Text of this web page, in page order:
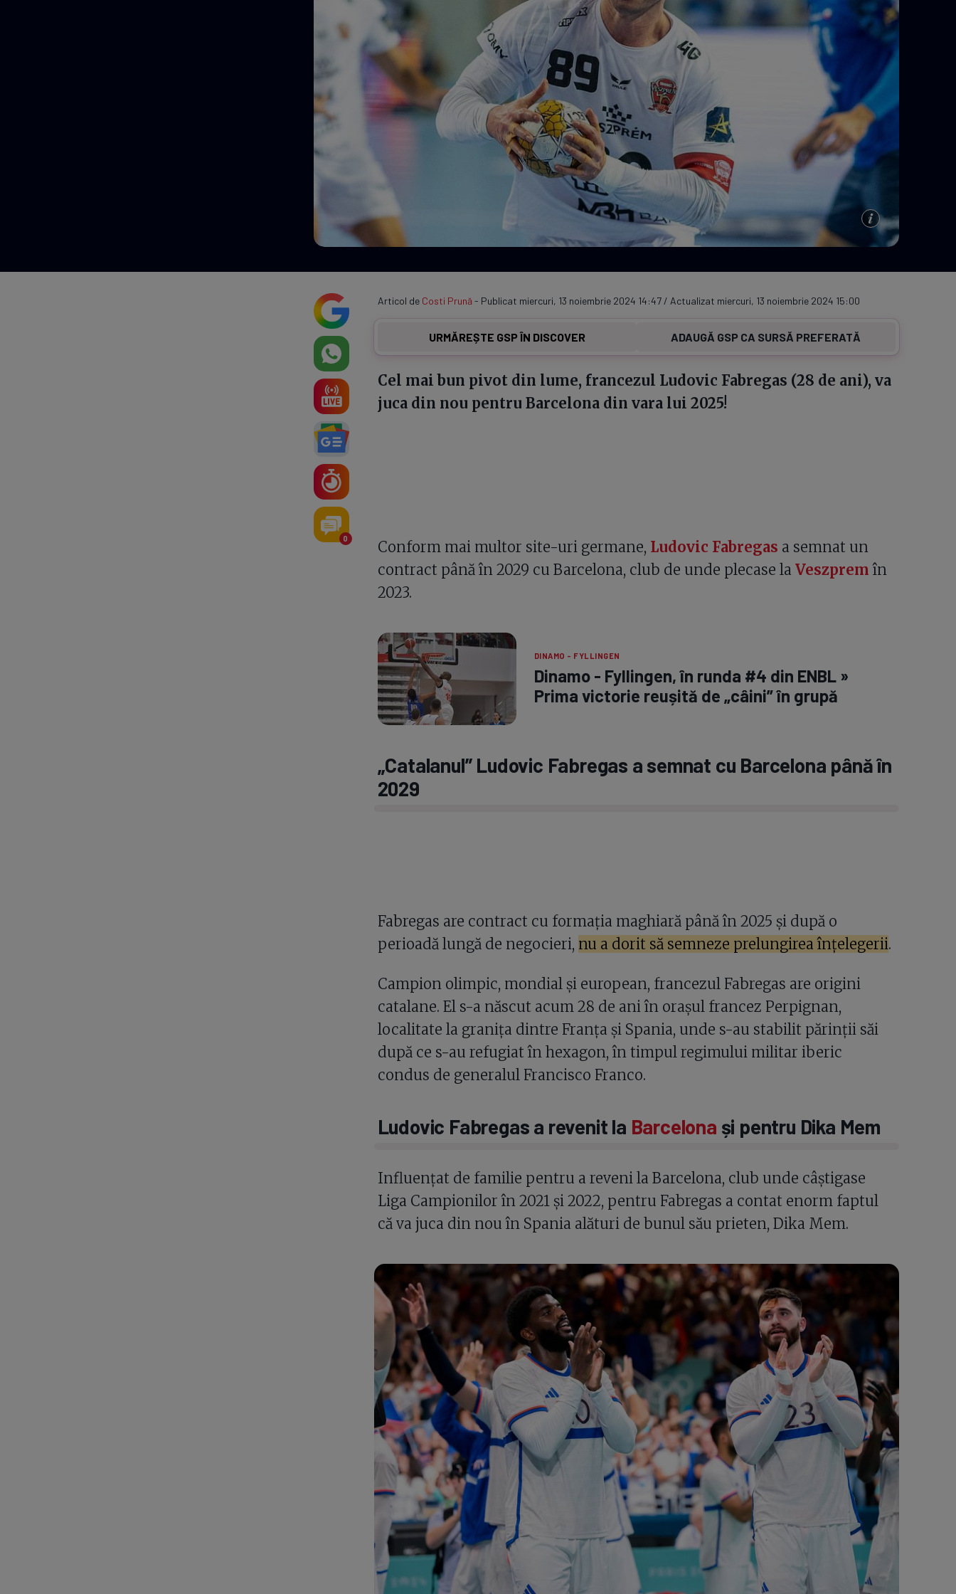
Serie A
Echipe Meciuri Clasament
Program TV
0
Articol de Costi Prună- Publicat miercuri, 13 noiembrie 2024 14:47 / Actualizat miercuri, 13 noiembrie 2024 15:00
URMĂREȘTE GSP ÎN DISCOVER ADAUGĂ GSP CA SURSĂ PREFERATĂ
Cel mai bun pivot din lume, francezul Ludovic Fabregas (28 de ani), va
juca din nou pentru Barcelona din vara lui 2025!
Conform mai multor site-uri germane, Ludovic Fabregas a semnat un
contract până în 2029 cu Barcelona, club de unde plecase la Veszprem în
2023.
DINAMO - FYLLINGEN
Dinamo - Fyllingen, în runda #4 din ENBL »
Prima victorie reușită de „câini” în grupă
„Catalanul” Ludovic Fabregas a semnat cu Barcelona până în
2029
Fabregas are contract cu formația maghiară până în 2025 și după o
perioadă lungă de negocieri, nu a dorit să semneze prelungirea înțelegerii.
Campion olimpic, mondial și european, francezul Fabregas are origini
catalane. El s-a născut acum 28 de ani în orașul francez Perpignan,
localitate la granița dintre Franța și Spania, unde s-au stabilit părinții săi
după ce s-au refugiat în hexagon, în timpul regimului militar iberic
condus de generalul Francisco Franco.
Ludovic Fabregas a revenit la Barcelona și pentru Dika Mem
Influențat de familie pentru a reveni la Barcelona, club unde câștigase
Liga Campionilor în 2021 și 2022, pentru Fabregas a contat enorm faptul
că va juca din nou în Spania alături de bunul său prieten, Dika Mem.